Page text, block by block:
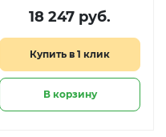
счастья»
18 247 руб.
Купить в 1 клик
В корзину